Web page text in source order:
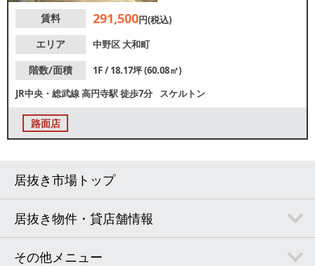
賃料 291,500円(税込)
エリア
中野区 大和町
階数/面積
1F / 18.17坪 (60.08㎡)
JR中央・総武線高円寺駅徒歩7分 スケルトン
路面店
居抜き市場トップ
居抜き物件・貸店舗情報
その他メニュー